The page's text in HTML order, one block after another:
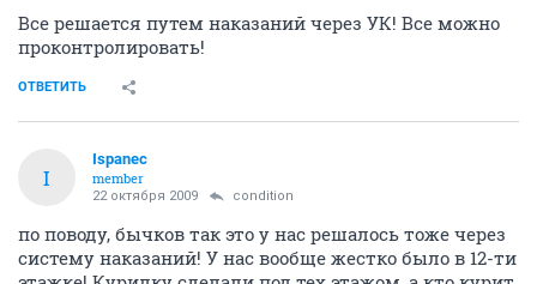
нарастающие проблемы! В доме будет пахнуть
свежим ремонтом! Какая бы ни была УК, поверьте,
все равно будут эти проблемы, мусор на стенках
не надо хранить в доме! Мусор надо вывозить из
дома! Давайте не будем искушать судьбу и будем
жить в чистоте и уюте! А мусора и вони у нас и без
того в жизни хватает! Не нужно его еще и в доме
своем! Нужно голосовать и принимать решение!
Уважаемы Соседи,пожалуйста будьте благоразумны!